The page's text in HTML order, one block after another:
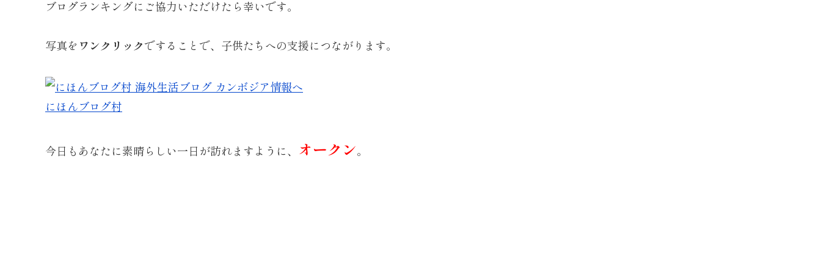
ブログランキングにご協力いただけたら幸いです。
写真を ワンクリックですることで、子供たちへの支援につながります。
にほんブログ村
今日もあなたに素晴らしい一日が訪れますように、 オークン。